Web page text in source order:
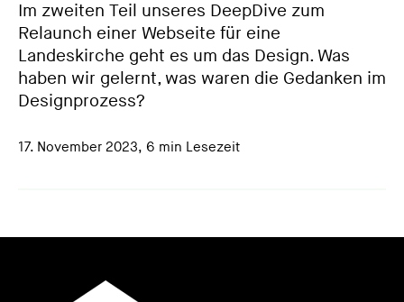
Im zweiten Teil unseres DeepDive zum
Relaunch einer Webseite für eine
Landeskirche geht es um das Design. Was
haben wir gelernt, was waren die Gedanken im
Designprozess?
17. November 2023, 6 min Lesezeit